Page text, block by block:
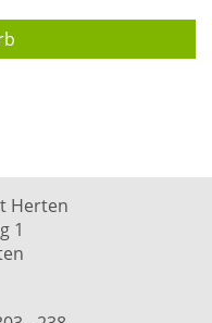
Herten
1